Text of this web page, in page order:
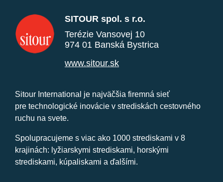
SITOUR spol. s r.o.
Terézie Vansovej 10
974 01 Banská Bystrica
www.sitour.sk
Sitour International je najväčšia firemná sieť
pre technologické inovácie v strediskách cestovného
ruchu na svete.
Spolupracujeme s viac ako 1000 strediskami v 8
krajinách: lyžiarskymi strediskami, horskými
strediskami, kúpaliskami a ďalšími.